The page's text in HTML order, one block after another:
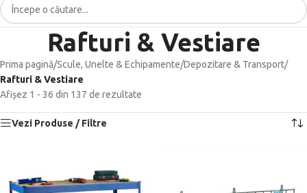
Rafturi & Vestiare
Prima pagină/Scule, Unelte & Echipamente/Depozitare & Transport/
Rafturi & Vestiare
Afișez 1 - 36 din 137 de rezultate
Vezi Produse / Filtre